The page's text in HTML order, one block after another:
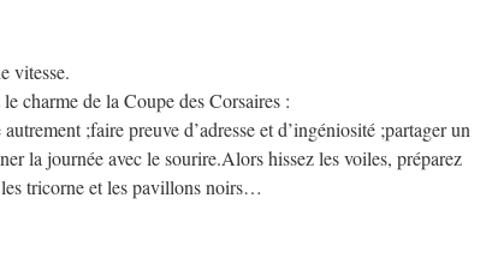
vitesse.
charme de la Coupe des Corsaires :
;faire preuve d’adresse et d’ingéniosité ;partager un
la journée avec le sourire.Alors hissez les voiles, préparez
tricorne et les pavillons noirs…